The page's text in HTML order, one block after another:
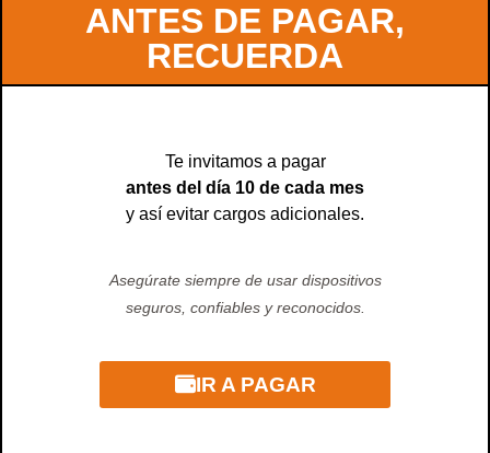
ANTES DE PAGAR,
RECUERDA
Te invitamos a pagar
antes del día 10 de cada mes
y así evitar cargos adicionales.
Asegúrate siempre de usar dispositivos
seguros, confiables y reconocidos.
IR A PAGAR